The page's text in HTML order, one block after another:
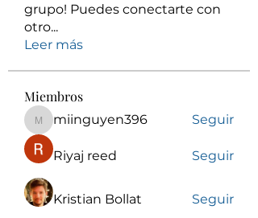
grupo! Puedes conectarte con
otro...
Leer más
Miembros
miinguyen396
miinguyen396 Seguir
Riyaj reed Seguir
Kristian Bollat Seguir